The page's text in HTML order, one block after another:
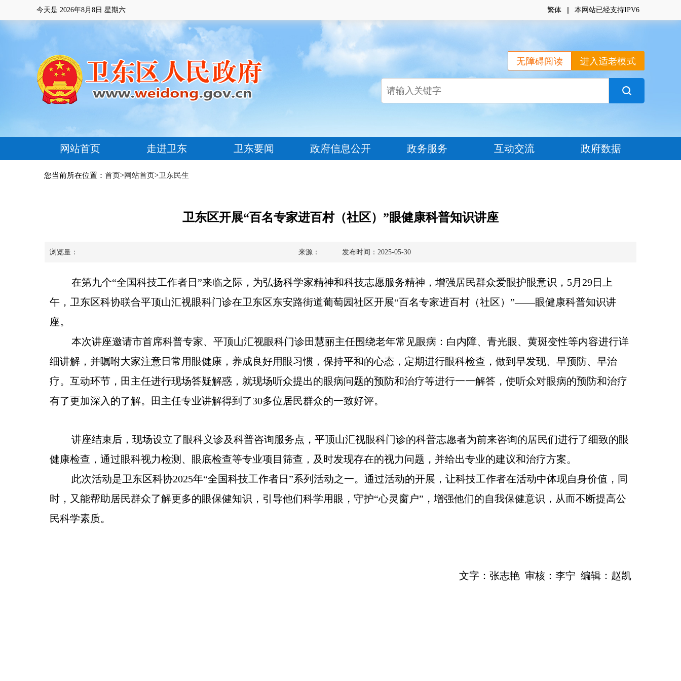
今天是 2026年8月8日 星期六 繁体 本网站已经支持IPV6
进入适老模式
无障碍阅读
网站首页 走进卫东 卫东要闻 政府信息公开 政务服务 互动交流 政府数据
您当前所在位置： 首页>网站首页>卫东民生
卫东区开展“百名专家进百村（社区）”眼健康科普知识讲座
来源： 发布时间：2025-05-30
浏览量：
在第九个“全国科技工作者日”来临之际，为弘扬科学家精神和科技志愿服务精神，增强居民群众爱眼护眼意识，5月29日上
午，卫东区科协联合平顶山汇视眼科门诊在卫东区东安路街道葡萄园社区开展“百名专家进百村（社区）”——眼健康科普知识讲
座。
本次讲座邀请市首席科普专家、平顶山汇视眼科门诊田慧丽主任围绕老年常见眼病：白内障、青光眼、黄斑变性等内容进行详
细讲解，并嘱咐大家注意日常用眼健康，养成良好用眼习惯，保持平和的心态，定期进行眼科检查，做到早发现、早预防、早治
疗。互动环节，田主任进行现场答疑解惑，就现场听众提出的眼病问题的预防和治疗等进行一一解答，使听众对眼病的预防和治疗
有了更加深入的了解。田主任专业讲解得到了30多位居民群众的一致好评。
讲座结束后，现场设立了眼科义诊及科普咨询服务点，平顶山汇视眼科门诊的科普志愿者为前来咨询的居民们进行了细致的眼
健康检查，通过眼科视力检测、眼底检查等专业项目筛查，及时发现存在的视力问题，并给出专业的建议和治疗方案。
此次活动是卫东区科协2025年“全国科技工作者日”系列 活动之一。通过活动的开展，让科技工作者在活动中体现自身价值，同
时，又能帮助居民群众了解更多的眼保健知识，引导他们科学用眼，守护“心灵窗户”，增强他们的自我保健意识，从而不断提高公
民科学素质。
文字：张志艳 审核：李宁 编辑：赵凯